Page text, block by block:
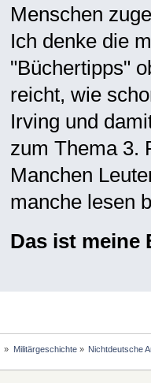
Menschen
Ich denke die
"Büchertipps"
reicht, wie
Irving und
zum Thema 3.
Manchen
manche lesen
Das ist
» Militärgeschichte» Nichtdeutsche